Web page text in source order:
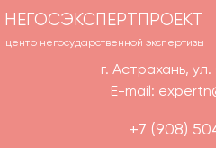
НЕГОСЭКСПЕРТПРОЕКТ
центр негосударственной экспертизы
г. Астрахань,
E-mail:
+7 (908)